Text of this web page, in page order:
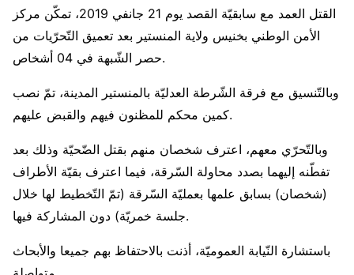
القتل العمد مع سابقيّة القصد يوم 21 جانفي 2019، تمكّن مركز
الأمن الوطني بخنيس ولاية المنستير بعد تعميق التّحرّيات من
حصر الشّبهة في 04 أشخاص.
وبالتّنسيق مع فرقة الشّرطة العدليّة بالمنستير المدينة، تمّ نصب
كمين محكم للمظنون فيهم والقبض عليهم.
وبالتّحرّي معهم، اعترف شخصان منهم بقتل الضّحيّة وذلك بعد
تفطّنه إليهما بصدد محاولة السّرقة، فيما اعترف بقيّة الأطراف
(شخصان) بسابق علمها بعمليّة السّرقة (تمّ التّخطيط لها خلال
جلسة خمريّة) دون المشاركة فيها.
باستشارة النّيابة العموميّة، أذنت بالاحتفاظ بهم جميعا والأبحاث